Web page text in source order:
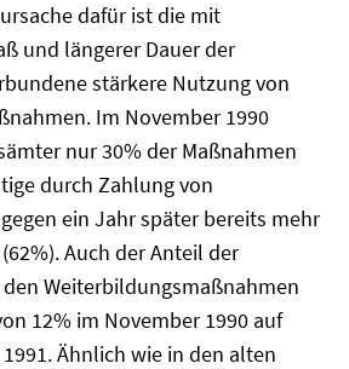
dafür ist die mit
und längerer Dauer der
stärkere Nutzung von
Im November 1990
nur 30% der Maßnahmen
durch Zahlung von
ein Jahr später bereits mehr
Auch der Anteil der
Weiterbildungsmaßnahmen
12% im November 1990 auf
Ähnlich wie in den alten